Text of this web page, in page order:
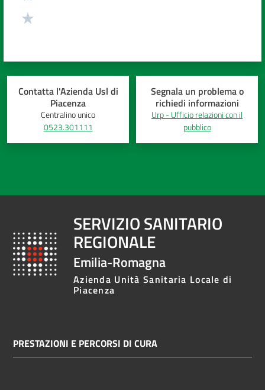
Contatta l'Azienda Usl di
Piacenza
Centralino unico
0523.301111
Segnala un problema o
richiedi informazioni
Urp - Ufficio relazioni con il
pubblico
SERVIZIO SANITARIO
REGIONALE
Emilia-Romagna
Azienda Unità Sanitaria Locale di
Piacenza
PRESTAZIONI E PERCORSI DI CURA